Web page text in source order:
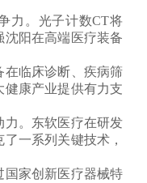
力。光子计数CT将
阳在高端医疗装备
临床诊断、疾病筛
康产业提供有力支
。东软医疗在研发
一系列关键技术，
国家创新医疗器械特